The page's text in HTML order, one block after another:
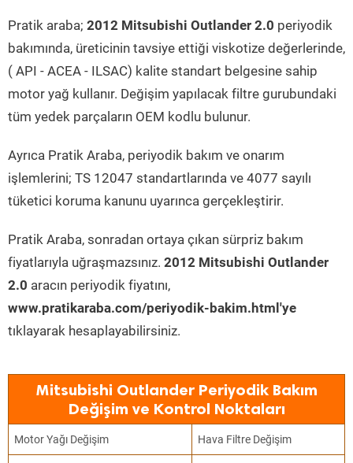
Pratik araba; 2012 Mitsubishi Outlander 2.0 periyodik
bakımında, üreticinin tavsiye ettiği viskotize değerlerinde,
( API - ACEA - ILSAC) kalite standart belgesine sahip
motor yağ kullanır. Değişim yapılacak filtre gurubundaki
tüm yedek parçaların OEM kodlu bulunur.
Ayrıca Pratik Araba, periyodik bakım ve onarım
işlemlerini; TS 12047 standartlarında ve 4077 sayılı
tüketici koruma kanunu uyarınca gerçekleştirir.
Pratik Araba, sonradan ortaya çıkan sürpriz bakım
fiyatlarıyla uğraşmazsınız. 2012 Mitsubishi Outlander
2.0 aracın periyodik fiyatını,
www.pratikaraba.com/periyodik-bakim.html'ye
tıklayarak hesaplayabilirsiniz.
Mitsubishi Outlander Periyodik Bakım
Değişim ve Kontrol Noktaları
Motor Yağı Değişim Hava Filtre Değişim